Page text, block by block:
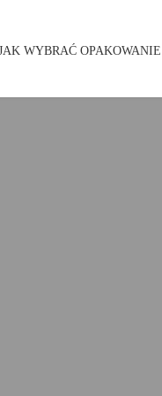
WYBRAĆ OPAKOWANIE
JAK WYBRAĆ